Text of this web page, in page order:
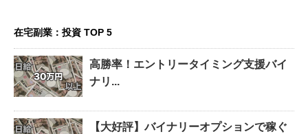
在宅副業：投資 TOP 5
高勝率！エントリータイミング支援バイ
ナリ...
【大好評】バイナリーオプションで稼ぐ